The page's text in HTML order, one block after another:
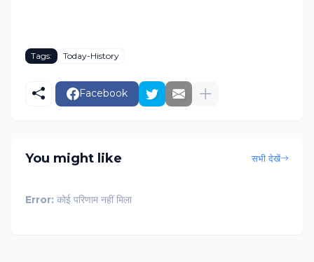
Tags: Today-History
Facebook
You might like सभी देखें
Error: कोई परिणाम नहीं मिला